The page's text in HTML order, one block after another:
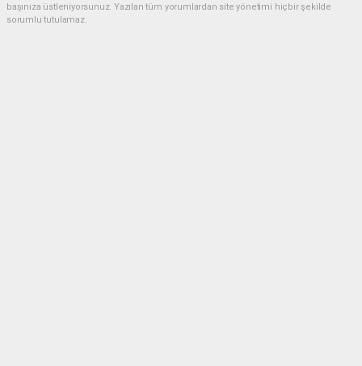
başınıza üstleniyorsunuz. Yazılan tüm yorumlardan site yönetimi hiçbir şekilde
sorumlu tutulamaz.